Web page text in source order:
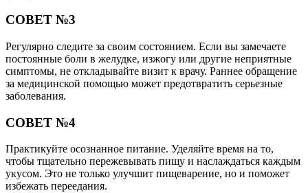
СОВЕТ №3
Регулярно следите за своим состоянием. Если вы замечаете
постоянные боли в желудке, изжогу или другие неприятные
симптомы, не откладывайте визит к врачу. Раннее обращение
за медицинской помощью может предотвратить серьезные
заболевания.
СОВЕТ №4
Практикуйте осознанное питание. Уделяйте время на то,
чтобы тщательно пережевывать пищу и наслаждаться каждым
укусом. Это не только улучшит пищеварение, но и поможет
избежать переедания.